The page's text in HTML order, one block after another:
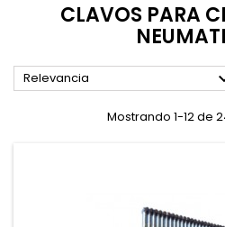
CLAVOS PARA
Relevancia
Mostrando 1-12 de